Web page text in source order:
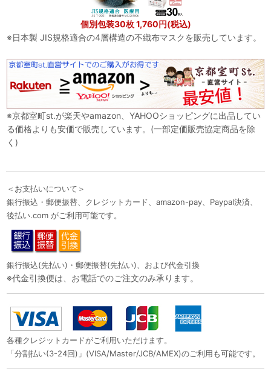
個別包装30枚 1,760円(税込)
※日本製 JIS規格適合の4層構造の不織布マスクを販売しています。
※京都室町st.が楽天やamazon、YAHOOショッピングに出品してい
る価格よりも安価で販売しています。(一部定価販売協定商品を除
く)
＜お支払いについて＞
銀行振込・郵便振替、クレジットカード、amazon-pay、Paypal決済、
後払い.com がご利用可能です。
銀行振込(先払い)・郵便振替(先払い)、および代金引換
※代金引換便は、お電話でのご注文のみ承ります。
各種クレジットカードがご利用いただけます。
「分割払い(3-24回)」(VISA/Master/JCB/AMEX)のご利用も可能です。